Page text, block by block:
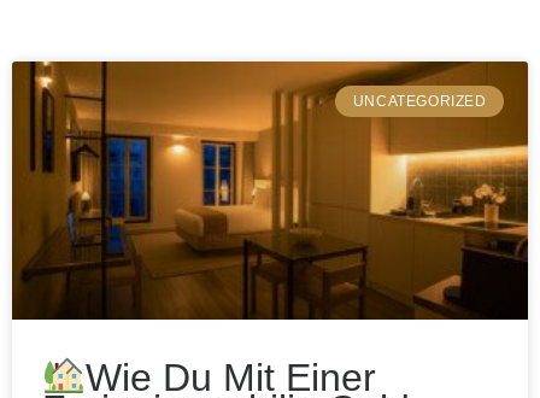
UNCATEGORIZED
Wie Du Mit Einer